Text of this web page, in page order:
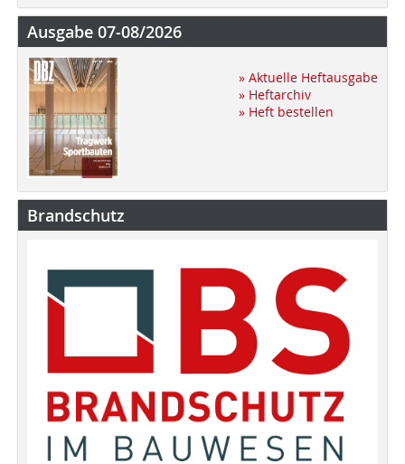
Ausgabe 07-08/2026
» Aktuelle Heftausgabe
» Heftarchiv
» Heft bestellen
Brandschutz